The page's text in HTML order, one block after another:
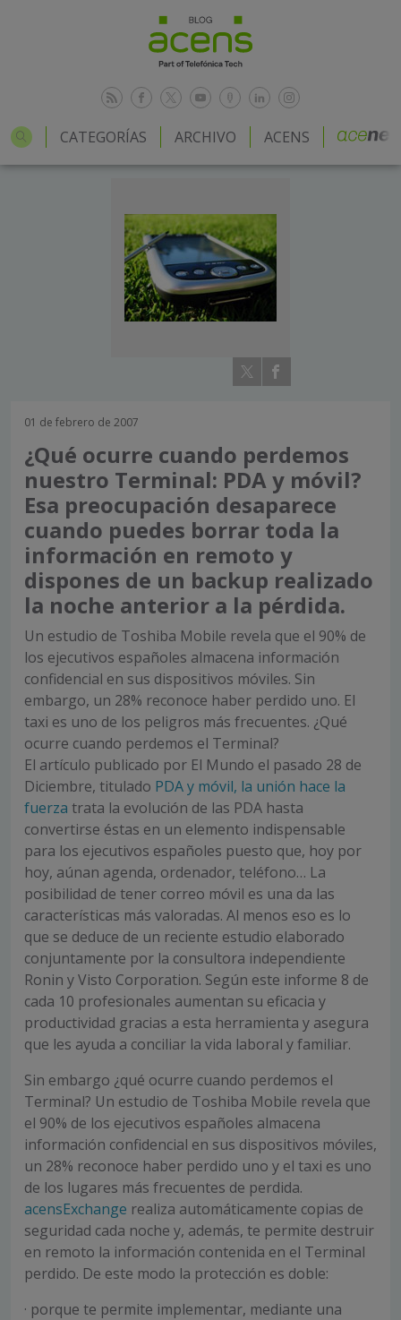
CATEGORÍAS ARCHIVO ACENS
01 de febrero de 2007
¿Qué ocurre cuando perdemos
nuestro Terminal: PDA y móvil?
Esa preocupación desaparece
cuando puedes borrar toda la
información en remoto y
dispones de un backup realizado
la noche anterior a la pérdida.
Un estudio de Toshiba Mobile revela que el 90% de
los ejecutivos españoles almacena información
confidencial en sus dispositivos móviles. Sin
embargo, un 28% reconoce haber perdido uno. El
taxi es uno de los peligros más frecuentes. ¿Qué
ocurre cuando perdemos el Terminal?
El artículo publicado por El Mundo el pasado 28 de
Diciembre, titulado PDA y móvil, la unión hace la
fuerza trata la evolución de las PDA hasta
convertirse éstas en un elemento indispensable
para los ejecutivos españoles puesto que, hoy por
hoy, aúnan agenda, ordenador, teléfono… La
posibilidad de tener correo móvil es una da las
características más valoradas. Al menos eso es lo
que se deduce de un reciente estudio elaborado
conjuntamente por la consultora independiente
Ronin y Visto Corporation. Según este informe 8 de
cada 10 profesionales aumentan su eficacia y
productividad gracias a esta herramienta y asegura
que les ayuda a conciliar la vida laboral y familiar.
Sin embargo ¿qué ocurre cuando perdemos el
Terminal? Un estudio de Toshiba Mobile revela que
el 90% de los ejecutivos españoles almacena
información confidencial en sus dispositivos móviles,
un 28% reconoce haber perdido uno y el taxi es uno
de los lugares más frecuentes de perdida.
acensExchange realiza automáticamente copias de
seguridad cada noche y, además, te permite destruir
en remoto la información contenida en el Terminal
perdido. De este modo la protección es doble:
· porque te permite implementar, mediante una